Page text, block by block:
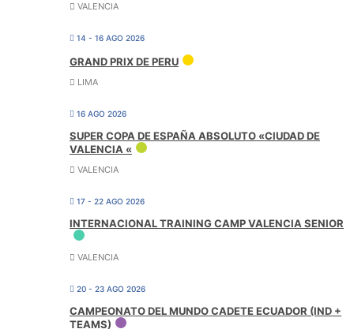
VALENCIA
14 - 16 AGO 2026
GRAND PRIX DE PERU
LIMA
16 AGO 2026
SUPER COPA DE ESPAÑA ABSOLUTO «CIUDAD DE
VALENCIA «
VALENCIA
17 - 22 AGO 2026
INTERNACIONAL TRAINING CAMP VALENCIA SENIOR
VALENCIA
20 - 23 AGO 2026
CAMPEONATO DEL MUNDO CADETE ECUADOR (IND +
TEAMS)